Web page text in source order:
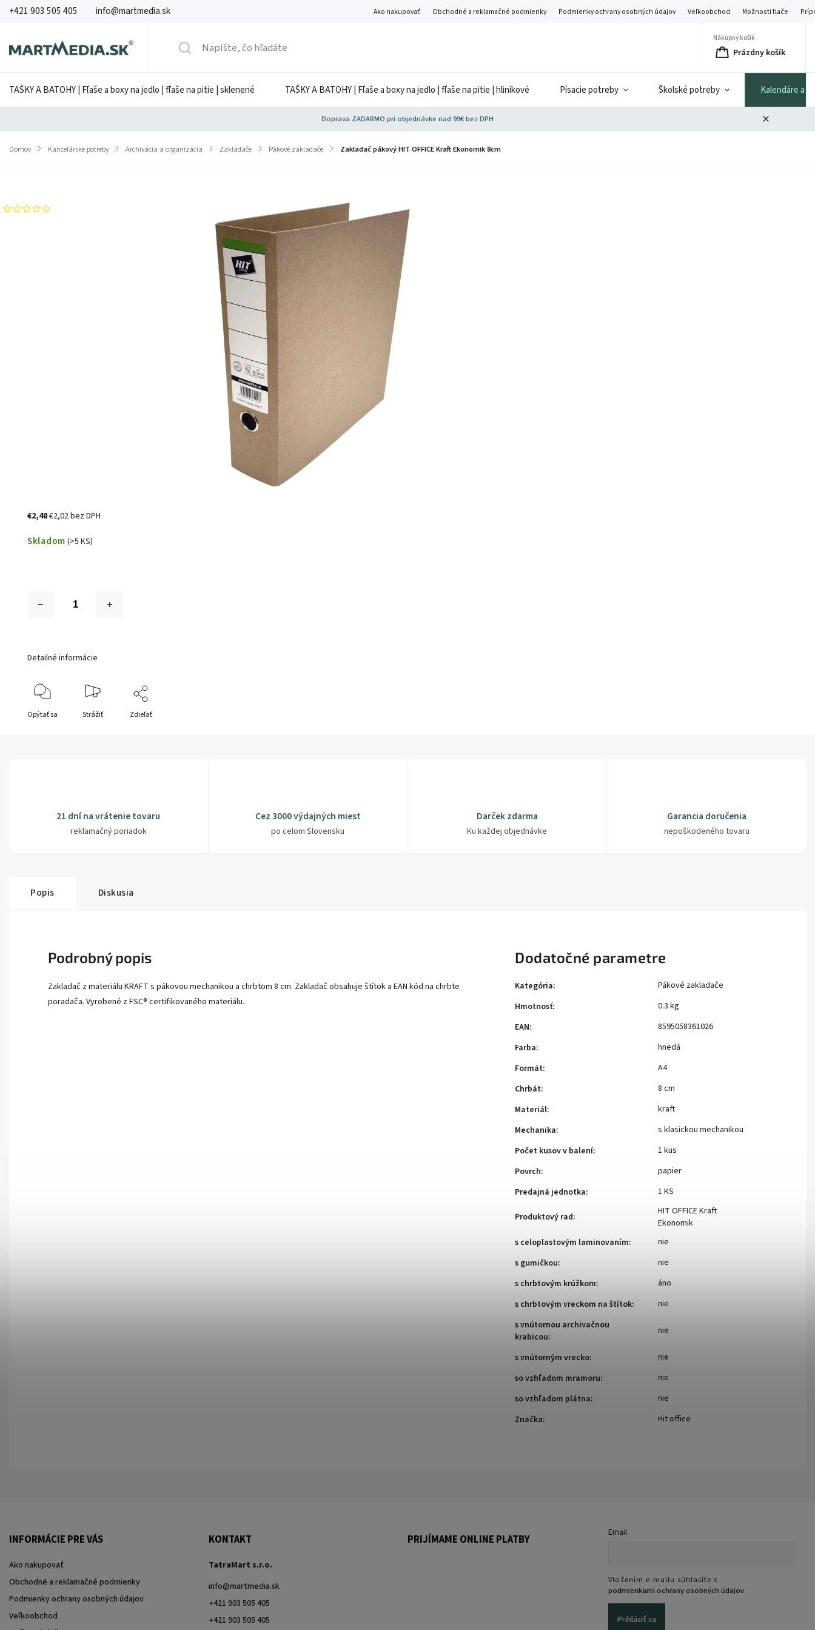
+421 903 505 405 info@martmedia.sk Ako nakupovať Obchodné a reklamačné podmienky Podmienky ochrany osobných údajov Veľkoobchod Možnosti tlače
Nákupný košík
Prázdny košík
TAŠKY A BATOHY | Fľaše a boxy na jedlo | fľaše na pitie | sklenené TAŠKY A BATOHY | Fľaše a boxy na jedlo | fľaše na pitie | hliníkové Písacie potreby Školské potreby Kalendáre a
Doprava ZADARMO pri objednávke nad 99€ bez DPH
Domov / Kancelárske potreby / Archivácia a organizácia / Zakladače / Pákové zakladače / Zakladač pákový HIT OFFICE Kraft Ekonomik 8cm
€2,48€2,02 bez DPH
Skladom (>5 KS)
Detailné informácie
Opýtať sa Strážiť Zdieľať
21 dní na vrátenie tovaru
reklamačný poriadok
Cez 3000 výdajných miest
po celom Slovensku
Darček zdarma
Ku každej objednávke
Garancia doručenia
nepoškodeného tovaru
Popis Diskusia
Podrobný popis
Zakladač z materiálu KRAFT s pákovou mechanikou a chrbtom 8 cm. Zakladač obsahuje štítok a EAN kód na chrbte
poradača. Vyrobené z FSC® certifikovaného materiálu.
Dodatočné parametre
Kategória:
Pákové zakladače
Hmotnosť:
0.3 kg
EAN:
8595058361026
Farba:
hnedá
Formát:
A4
Chrbát:
8 cm
Materiál:
kraft
Mechanika:
s klasickou mechanikou
Počet kusov v balení:
1 kus
Povrch:
papier
Predajná jednotka: 1 KS
Produktový rad:
HIT OFFICE Kraft
Ekonomik
s celoplastovým laminovaním:
nie
s gumičkou:
nie
s chrbtovým krúžkom:
áno
s chrbtovým vreckom na štítok:
nie
s vnútornou archivačnou
krabicou:
nie
s vnútorným vrecko:
nie
so vzhľadom mramoru:
nie
so vzhľadom plátna:
nie
Značka: Hit office
INFORMÁCIE PRE VÁS
Ako nakupovať
Obchodné a reklamačné podmienky
Podmienky ochrany osobných údajov
Veľkoobchod
KONTAKT
TatraMart s.r.o.
info@martmedia.sk
+421 903 505 405
+421 903 505 405
PRIJÍMAME ONLINE PLATBY
Email
Vložením e-mailu súhlasíte s
podmienkami ochrany osobných údajov
Prihlásiť sa